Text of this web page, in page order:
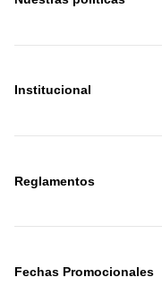
Institucional
Reglamentos
Fechas Promocionales